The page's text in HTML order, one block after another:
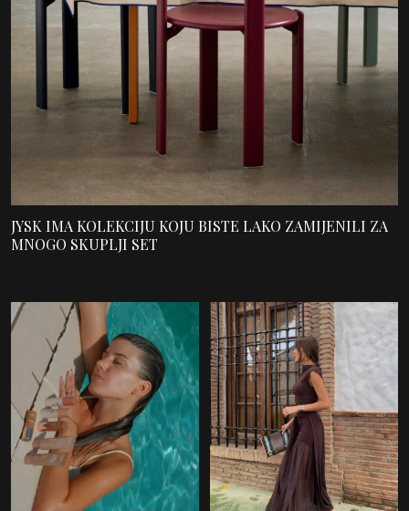
JYSK IMA KOLEKCIJU KOJU BISTE LAKO ZAMIJENILI ZA
MNOGO SKUPLJI SET